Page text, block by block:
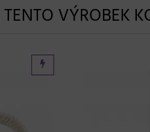
VÝROBEK